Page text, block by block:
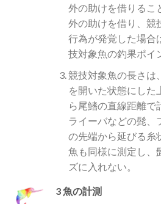
外の助けを借りるこ
外の助けを借り、競
行為が発覚した場合
技対象魚の釣果ポイ
競技対象魚の長さは
を開いた状態にした
ら尾鰭の直線距離で
ライーバなどの髭、
の先端から延びる糸
魚も同様に測定し、
ズに入れない。
3 魚の計測